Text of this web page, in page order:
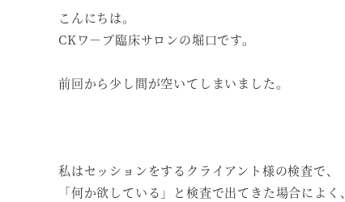
こんにちは。
CKワ－プ臨床サロンの堀口です。
前回から少し間が空いてしまいました。
私はセッションをするクライアント様の検査で、
「何か欲している」と検査で出てきた場合によく、